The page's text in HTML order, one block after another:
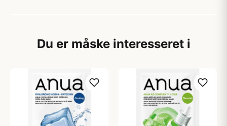
Du er måske interesseret i